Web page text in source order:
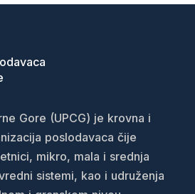
Gore (UPCG) je krovna i
poslodavaca čije
mikro, mala i srednja
sistemi, kao i udruženja